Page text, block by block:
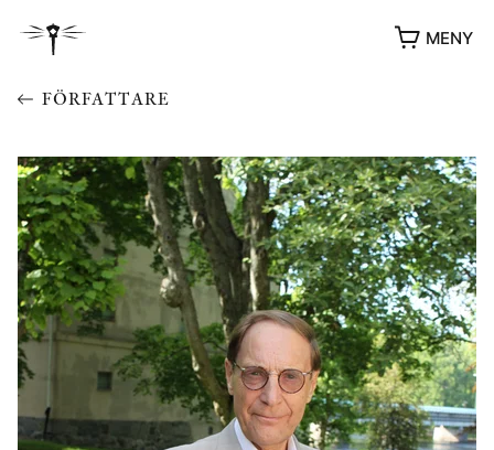
MENY
YUKIKO OCH PATRIK MÖTER
STOLPE STORIES
UTMÄRKELSER
FÖRFATTARE